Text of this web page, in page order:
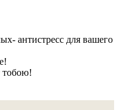
антистресс для вашего
тобою!